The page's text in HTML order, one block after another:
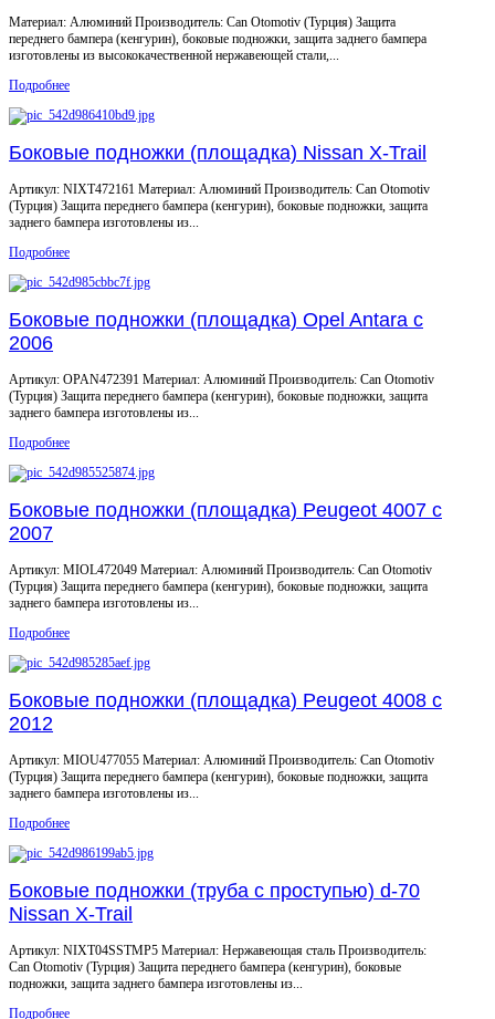
Материал: Алюминий Производитель: Can Otomotiv (Турция) Защита
переднего бампера (кенгурин), боковые подножки, защита заднего бампера
изготовлены из высококачественной нержавеющей стали,...
Подробнее
Боковые подножки (площадка) Nissan X-Trail
Артикул: NIXT472161 Материал: Алюминий Производитель: Can Otomotiv
(Турция) Защита переднего бампера (кенгурин), боковые подножки, защита
заднего бампера изготовлены из...
Подробнее
Боковые подножки (площадка) Opel Antara с
2006
Артикул: OPAN472391 Материал: Алюминий Производитель: Can Otomotiv
(Турция) Защита переднего бампера (кенгурин), боковые подножки, защита
заднего бампера изготовлены из...
Подробнее
Боковые подножки (площадка) Peugeot 4007 c
2007
Артикул: MIOL472049 Материал: Алюминий Производитель: Can Otomotiv
(Турция) Защита переднего бампера (кенгурин), боковые подножки, защита
заднего бампера изготовлены из...
Подробнее
Боковые подножки (площадка) Peugeot 4008 с
2012
Артикул: MIOU477055 Материал: Алюминий Производитель: Can Otomotiv
(Турция) Защита переднего бампера (кенгурин), боковые подножки, защита
заднего бампера изготовлены из...
Подробнее
Боковые подножки (труба с проступью) d-70
Nissan X-Trail
Артикул: NIXT04SSTMP5 Материал: Нержавеющая сталь Производитель:
Can Otomotiv (Турция) Защита переднего бампера (кенгурин), боковые
подножки, защита заднего бампера изготовлены из...
Подробнее